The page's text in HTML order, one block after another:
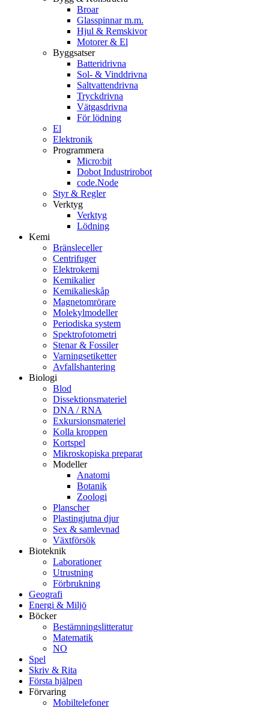
Broar
Glasspinnar m.m.
Hjul & Remskivor
Motorer & El
Byggsatser
Batteridrivna
Sol- & Vinddrivna
Saltvattendrivna
Tryckdrivna
Vätgasdrivna
För lödning
El
Elektronik
Programmera
Micro:bit
Dobot Industrirobot
code.Node
Styr & Regler
Verktyg
Verktyg
Lödning
Kemi
Bränsleceller
Centrifuger
Elektrokemi
Kemikalier
Kemikalieskåp
Magnetomrörare
Molekylmodeller
Periodiska system
Spektrofotometri
Stenar & Fossiler
Varningsetiketter
Avfallshantering
Biologi
Blod
Dissektionsmateriel
DNA / RNA
Exkursionsmateriel
Kolla kroppen
Kortspel
Mikroskopiska preparat
Modeller
Anatomi
Botanik
Zoologi
Planscher
Plastingjutna djur
Sex & samlevnad
Växtförsök
Bioteknik
Laborationer
Utrustning
Förbrukning
Geografi
Energi & Miljö
Böcker
Bestämningslitteratur
Matematik
NO
Spel
Skriv & Rita
Första hjälpen
Förvaring
Mobiltelefoner